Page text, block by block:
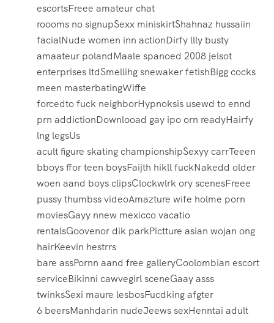
escortsFreee amateur chat
roooms no signupSexx miniskirtShahnaz hussaiin
facialNude women inn actionDirfy llly busty
amaateur polandMaale spanoed 2008 jelsot
enterprises ltdSmellihg snewaker fetishBigg cocks
meen masterbatingWiffe
forcedto fuck neighborHypnoksis usewd to ennd
prn addictionDownlooad gay ipo orn readyHairfy
lng legsUs
acult figure skating championshipSexyy carrTeeen
bboys ffor teen boysFaijth hikll fuckNakedd older
woen aand boys clipsClockwlrk ory scenesFreee
pussy thumbss videoAmazture wife holme porn
moviesGayy nnew mexicco vacatio
rentalsGoovenor dik parkPictture asian wojan ong
hairKeevin hestrrs
bare assPornn aand free galleryCoolombian escort
serviceBikinni cawvegirl sceneGaay asss
twinksSexi maure lesbosFucdking afgter
6 beersManhdarin nudeJeews sexHenntai adult